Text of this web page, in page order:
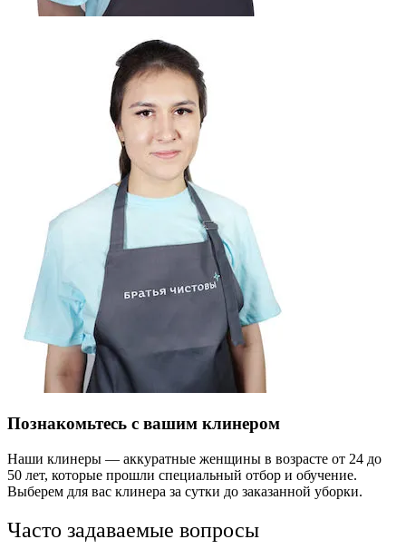
Познакомьтесь с вашим клинером
Наши клинеры — аккуратные женщины в возрасте от 24 до
50 лет, которые прошли специальный отбор и обучение.
Выберем для вас клинера за сутки до заказанной уборки.
Часто задаваемые вопросы